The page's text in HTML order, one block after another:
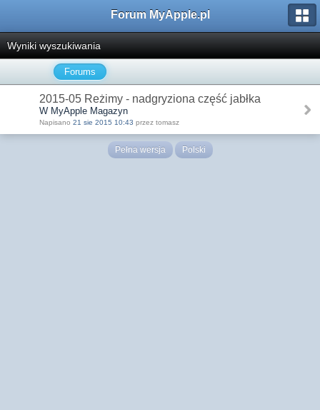
Forum MyApple.pl
Wyniki wyszukiwania
Forums
2015-05 Reżimy - nadgryziona część jabłka
W MyApple Magazyn
Napisano 21 sie 2015 10:43 przez tomasz
Pełna wersja Polski